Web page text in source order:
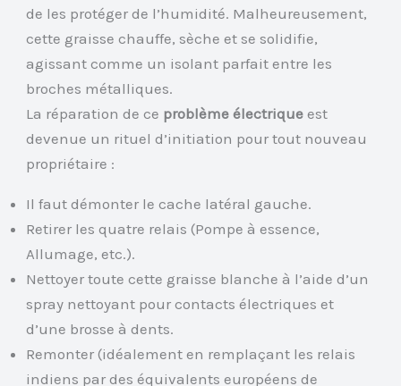
de les protéger de l’humidité. Malheureusement,
cette graisse chauffe, sèche et se solidifie,
agissant comme un isolant parfait entre les
broches métalliques.
La réparation de ce problème électrique est
devenue un rituel d’initiation pour tout nouveau
propriétaire :
Il faut démonter le cache latéral gauche.
Retirer les quatre relais (Pompe à essence,
Allumage, etc.).
Nettoyer toute cette graisse blanche à l’aide d’un
spray nettoyant pour contacts électriques et
d’une brosse à dents.
Remonter (idéalement en remplaçant les relais
indiens par des équivalents européens de